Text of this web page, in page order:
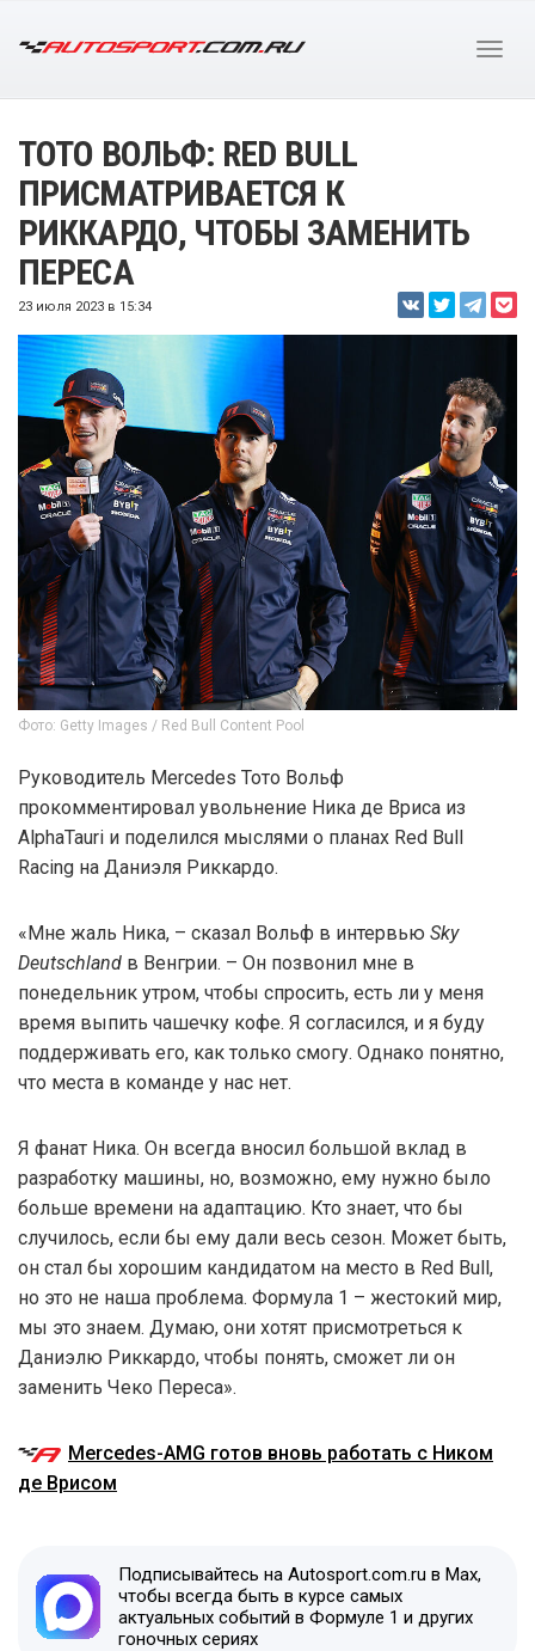
ТОТО ВОЛЬФ: RED BULL
ПРИСМАТРИВАЕТСЯ К
РИККАРДО, ЧТОБЫ ЗАМЕНИТЬ
ПЕРЕСА
23 июля 2023 в 15:34
Фото: Getty Images / Red Bull Content Pool
Руководитель Mercedes Тото Вольф
прокомментировал увольнение Ника де Вриса из
AlphaTauri и поделился мыслями о планах Red Bull
Racing на Даниэля Риккардо.
«Мне жаль Ника, – сказал Вольф в интервью Sky
Deutschland в Венгрии. – Он позвонил мне в
понедельник утром, чтобы спросить, есть ли у меня
время выпить чашечку кофе. Я согласился, и я буду
поддерживать его, как только смогу. Однако понятно,
что места в команде у нас нет.
Я фанат Ника. Он всегда вносил большой вклад в
разработку машины, но, возможно, ему нужно было
больше времени на адаптацию. Кто знает, что бы
случилось, если бы ему дали весь сезон. Может быть,
он стал бы хорошим кандидатом на место в Red Bull,
но это не наша проблема. Формула 1 – жестокий мир,
мы это знаем. Думаю, они хотят присмотреться к
Даниэлю Риккардо, чтобы понять, сможет ли он
заменить Чеко Переса».
Mercedes-AMG готов вновь работать с Ником
де Врисом
Подписывайтесь на Autosport.com.ru в Max,
чтобы всегда быть в курсе самых
актуальных событий в Формуле 1 и других
гоночных сериях